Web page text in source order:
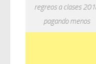
regreos a clases
pagando menos